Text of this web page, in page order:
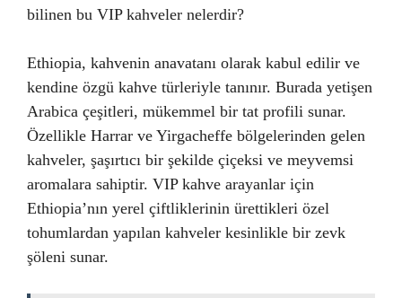
bilinen bu VIP kahveler nelerdir?
Ethiopia, kahvenin anavatanı olarak kabul edilir ve
kendine özgü kahve türleriyle tanınır. Burada yetişen
Arabica çeşitleri, mükemmel bir tat profili sunar.
Özellikle Harrar ve Yirgacheffe bölgelerinden gelen
kahveler, şaşırtıcı bir şekilde çiçeksi ve meyvemsi
aromalara sahiptir. VIP kahve arayanlar için
Ethiopia’nın yerel çiftliklerinin ürettikleri özel
tohumlardan yapılan kahveler kesinlikle bir zevk
şöleni sunar.